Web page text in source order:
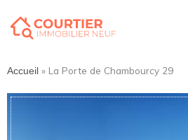
Accueil » La Porte de Chambourcy 29